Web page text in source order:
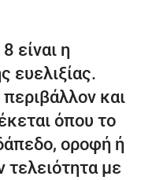
είναι η
ευελιξίας.
και
όπου το
οροφή ή
τελειότητα με